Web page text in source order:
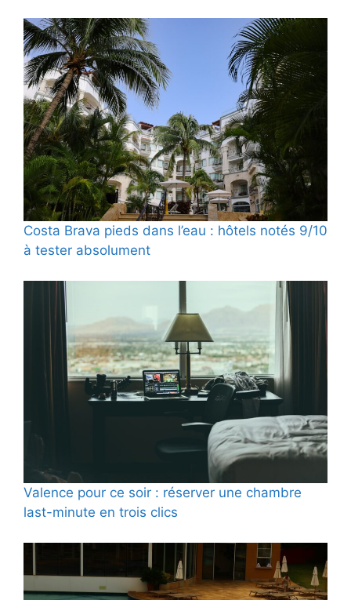
Costa Brava pieds dans l’eau : hôtels notés 9/10
à tester absolument
Valence pour ce soir : réserver une chambre
last-minute en trois clics